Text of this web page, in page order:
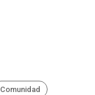
Comunidad